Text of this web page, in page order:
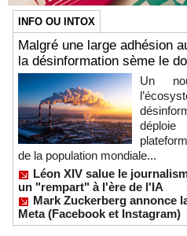
INFO OU INTOX
Malgré une large adhésion
la désinformation sème le
Un
de la population mondiale...
Léon XIV salue le
un "rempart" à l'ère de l'IA
Mark Zuckerberg annonce
Meta (Facebook et Instagram)